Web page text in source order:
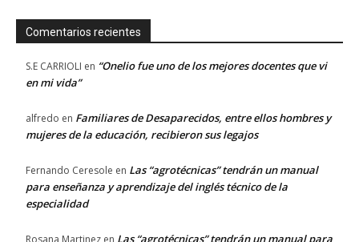
Comentarios recientes
S.E CARRIOLI en “Onelio fue uno de los mejores docentes que vi
en mi vida”
alfredo en Familiares de Desaparecidos, entre ellos hombres y
mujeres de la educación, recibieron sus legajos
Fernando Ceresole en Las “agrotécnicas” tendrán un manual
para enseñanza y aprendizaje del inglés técnico de la
especialidad
Las “agrotécnicas” tendrán un manual para